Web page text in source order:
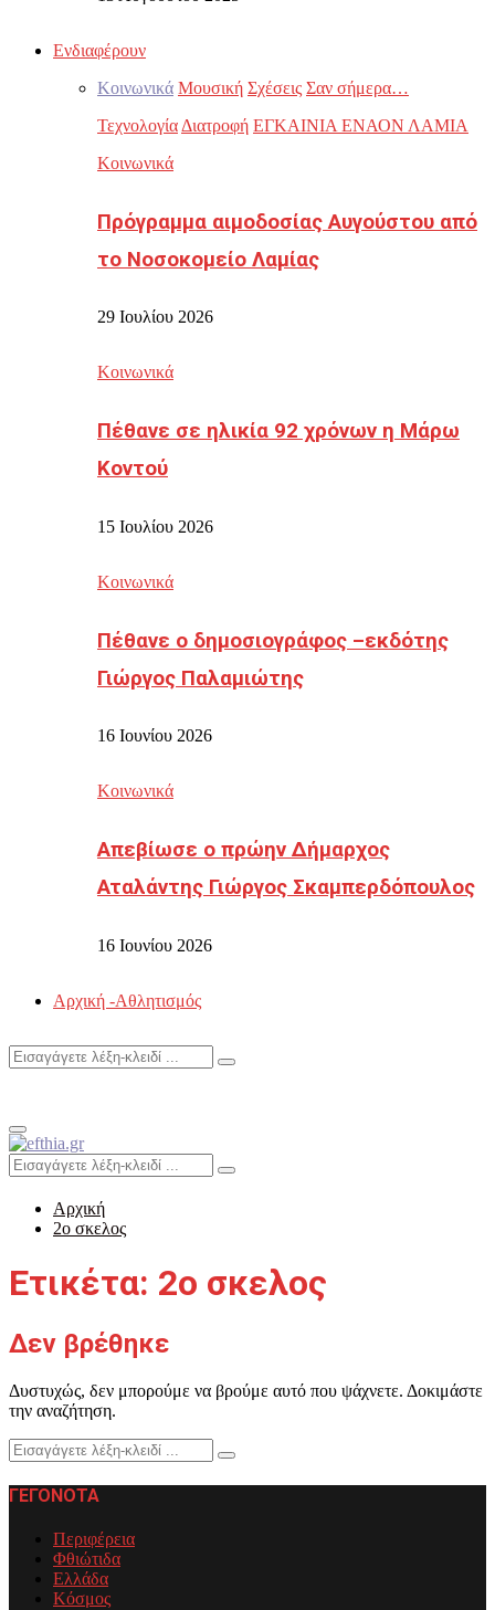
Ενδιαφέρουν
Κοινωνικά Μουσική Σχέσεις Σαν σήμερα…
Τεχνολογία Διατροφή ΕΓΚΑΙΝΙΑ ΕΝΑΟΝ ΛΑΜΙΑ
Κοινωνικά
Πρόγραμμα αιμοδοσίας Αυγούστου από
το Νοσοκομείο Λαμίας
29 Ιουλίου 2026
Κοινωνικά
Πέθανε σε ηλικία 92 χρόνων η Μάρω
Κοντού
15 Ιουλίου 2026
Κοινωνικά
Πέθανε ο δημοσιογράφος –εκδότης
Γιώργος Παλαμιώτης
16 Ιουνίου 2026
Κοινωνικά
Απεβίωσε ο πρώην Δήμαρχος
Αταλάντης Γιώργος Σκαμπερδόπουλος
16 Ιουνίου 2026
Αρχική -Αθλητισμός
Search
Search
Primary
Menu
Search
for:
Search
Αρχική
2ο σκελος
Ετικέτα: 2ο σκελος
Δεν βρέθηκε
Δυστυχώς, δεν μπορούμε να βρούμε αυτό που ψάχνετε. Δοκιμάστε
την αναζήτηση.
Search
for:
Search
ΓΕΓΟΝΟΤΑ
Περιφέρεια
Φθιώτιδα
Ελλάδα
Κόσμος